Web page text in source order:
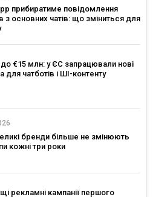
прибиратиме повідомлення
з основних чатів: що зміниться для
€15 млн: у ЄС запрацювали нові
для чатботів і ШІ-контенту
бренди більше не змінюють
кожні три роки
рекламні кампанії першого